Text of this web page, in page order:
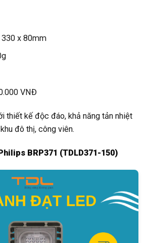
x 80mm
VNĐ
thiết kế độc đáo, khả năng tản nhiệt
đô thị, công viên.
BRP371 (TDLD371-150)